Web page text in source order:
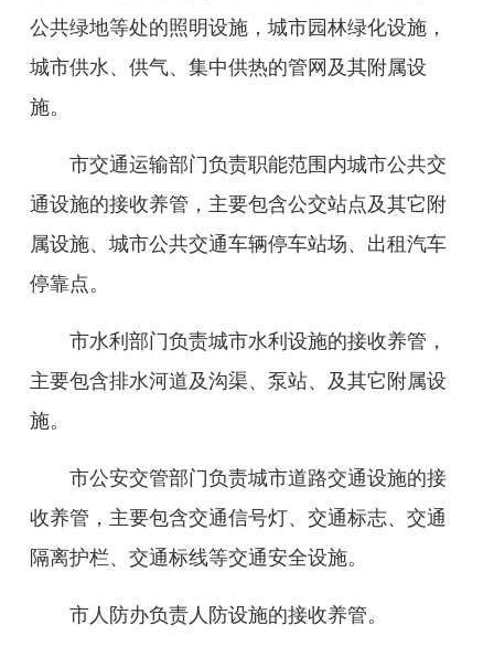
公共绿地等处的照明设施，城市园林绿化设施，
城市供水、供气、集中供热的管网及其附属设
施。
市交通运输部门负责职能范围内城市公共交
通设施的接收养管，主要包含公交站点及其它附
属设施、城市公共交通车辆停车站场、出租汽车
停靠点。
市水利部门负责城市水利设施的接收养管，
主要包含排水河道及沟渠、泵站、及其它附属设
施。
市公安交管部门负责城市道路交通设施的接
收养管，主要包含交通信号灯、交通标志、交通
隔离护栏、交通标线等交通安全设施。
市人防办负责人防设施的接收养管。